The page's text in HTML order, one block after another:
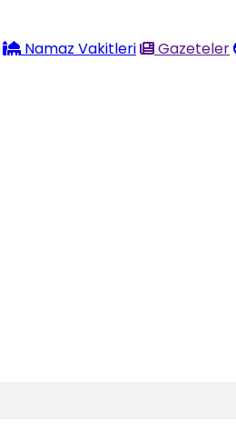
Namaz Vakitleri Gazeteler